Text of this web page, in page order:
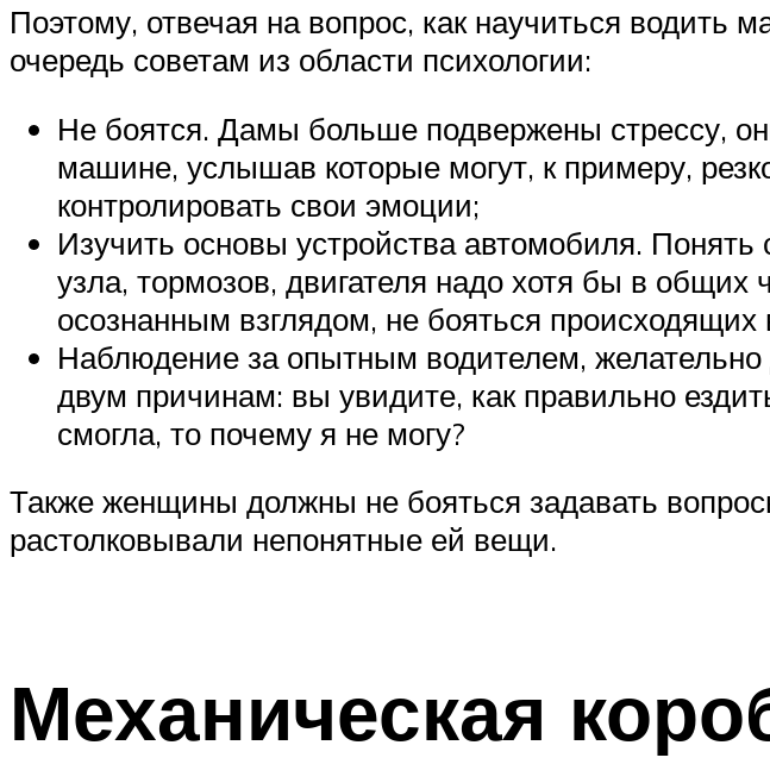
Поэтому, отвечая на вопрос, как научиться
очередь советам из области психологии:
Не боятся. Дамы больше подвержены стрессу,
машине, услышав которые могут, к примеру,
контролировать свои эмоции;
Изучить основы устройства автомобиля. Понять
узла, тормозов, двигателя надо хотя бы в
осознанным взглядом, не бояться происходящих
Наблюдение за опытным водителем, желательно
двум причинам: вы увидите, как правильно
смогла, то почему я не могу?
Также женщины должны не бояться задавать
растолковывали непонятные ей вещи.
Механическая